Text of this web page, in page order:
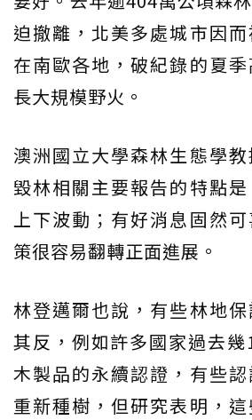
迫撤離，北美多處城市因
在南歐各地，破紀錄的夏
長大規模野火。
澳洲國立大學森林生態學教
毀林相關主要報告的特點
上下波動；有好消息固然
策很容易翻轉正面進展。
林登邁爾也說，有些林地
其反，例如許多國家過去
木製品的永續認證，有些
重新種樹，但研究表明，